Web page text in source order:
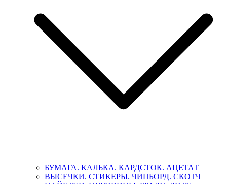
БУМАГА. КАЛЬКА. КАРДСТОК. АЦЕТАТ
ВЫСЕЧКИ. СТИКЕРЫ. ЧИПБОРД. СКОТЧ